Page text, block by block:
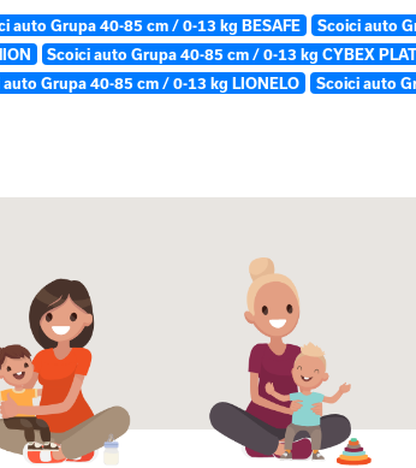
auto Grupa 40-85 cm / 0-13 kg BESAFE
Scoici auto
Scoici auto Grupa 40-85 cm / 0-13 kg CYBEX
auto Grupa 40-85 cm / 0-13 kg LIONELO
Scoici auto